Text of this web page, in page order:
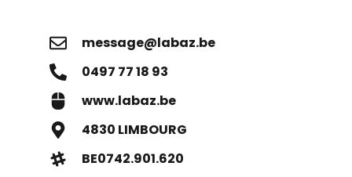
message@labaz.be
0497 77 18 93
www.labaz.be
4830 LIMBOURG
BE0742.901.620